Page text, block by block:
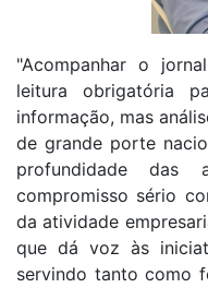
"Acompanhar o
leitura obrigatória
informação, mas
de grande porte
profundidade das
compromisso sério
da atividade
que dá voz às
servindo tanto como